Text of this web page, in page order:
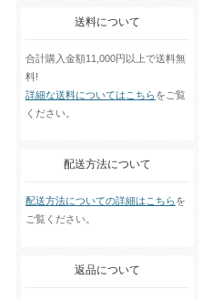
送料について
合計購入金額11,000円以上で送料無
料!
詳細な送料についてはこちらをご覧
ください。
配送方法について
配送方法についての詳細はこちらを
ご覧ください。
返品について